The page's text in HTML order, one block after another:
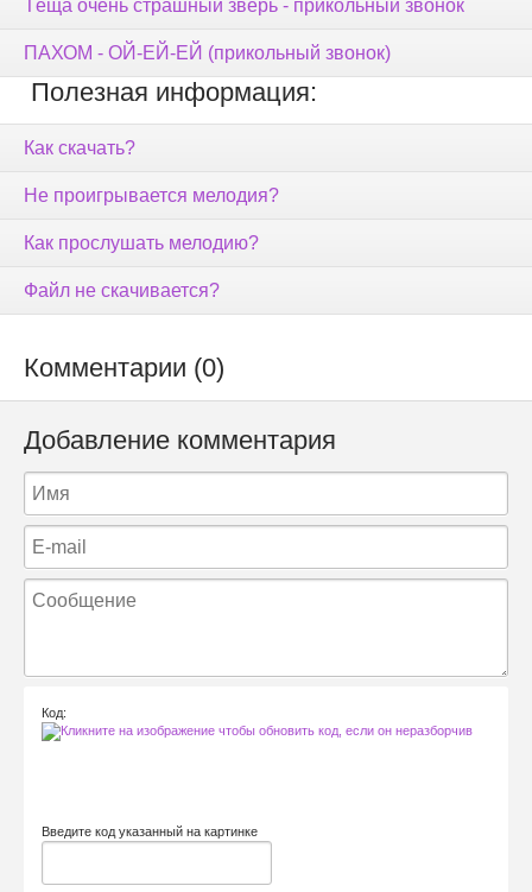
Тёща очень страшный зверь - прикольный звонок
ПАХОМ - ОЙ-ЕЙ-ЕЙ (прикольный звонок)
Полезная информация:
Как скачать?
Не проигрывается мелодия?
Как прослушать мелодию?
Файл не скачивается?
Комментарии (0)
Добавление комментария
Код:
Введите код указанный на картинке